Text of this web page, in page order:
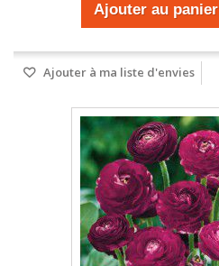
Ajouter au panier
Ajouter à ma liste d'envies